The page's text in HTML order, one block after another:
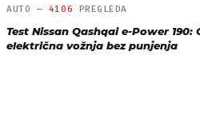
AUTO — 4106 PREGLEDA
Test Nissan Qashqai e-Power 190:
električna vožnja bez punjenja